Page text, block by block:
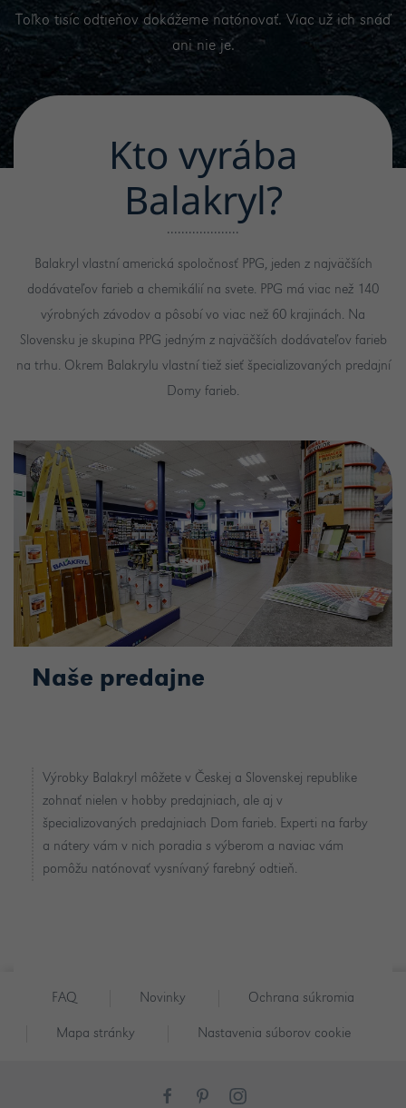
Toľko tisíc odtieňov dokážeme natónovať. Viac už ich snáď
ani nie je.
Kto vyrába
Balakryl?
Balakryl vlastní americká spoločnosť PPG, jeden z najväčších
dodávateľov farieb a chemikálií na svete. PPG má viac než 140
výrobných závodov a pôsobí vo viac než 60 krajinách. Na
Slovensku je skupina PPG jedným z najväčších dodávateľov farieb
na trhu. Okrem Balakrylu vlastní tiež sieť špecializovaných predajní
Domy farieb.
Naše predajne
Výrobky Balakryl môžete v Českej a Slovenskej republike
zohnať nielen v hobby predajniach, ale aj v
špecializovaných predajniach Dom farieb. Experti na farby
a nátery vám v nich poradia s výberom a naviac vám
pomôžu natónovať vysnívaný farebný odtieň.
FAQ Novinky Ochrana súkromia
Mapa stránky Nastavenia súborov cookie